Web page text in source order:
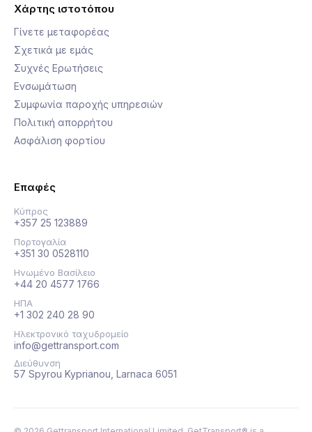
Χάρτης ιστοτόπου
Γίνετε μεταφορέας
Σχετικά με εμάς
Συχνές Ερωτήσεις
Ενσωμάτωση
Συμφωνία παροχής υπηρεσιών
Πολιτική απορρήτου
Ασφάλιση φορτίου
Επαφές
Κύπρος
+357 25 123889
Πορτογαλία
+351 30 0528110
Ηνωμένο Βασίλειο
+44 20 4577 1766
ΗΠΑ
+1 302 240 28 90
Ηλεκτρονικό ταχυδρομείο
info@gettransport.com
Διεύθυνση
57 Spyrou Kyprianou, Larnaca 6051